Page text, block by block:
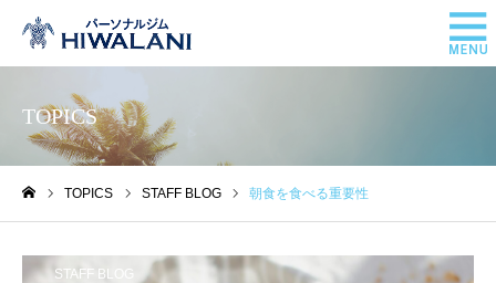
TOPICS
TOPICS STAFF BLOG 朝食を食べる重要性
STAFF BLOG